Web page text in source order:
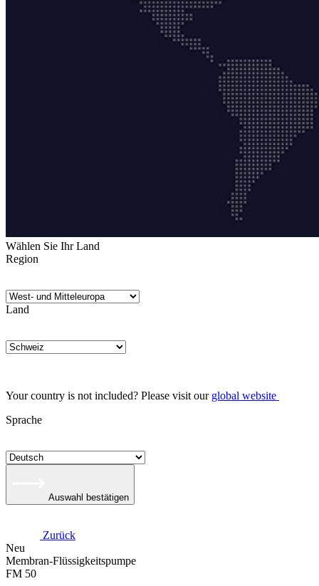
Wählen Sie Ihr Land
Region
Land
Your country is not included? Please visit our global website
Sprache
Auswahl bestätigen
Zurück
Neu
Membran-Flüssigkeitspumpe
FM 50